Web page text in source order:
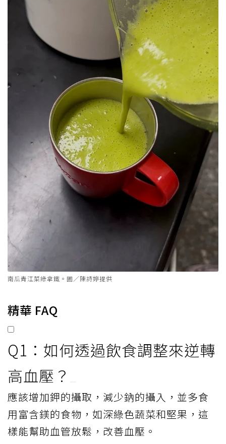
南瓜青江菜綠拿鐵。圖／陳詩婷提供
精華 FAQ
Q1：如何透過飲食調整來逆轉
高血壓？
應該增加鉀的攝取，減少鈉的攝入，並多食
用富含鎂的食物，如深綠色蔬菜和堅果，這
樣能幫助血管放鬆，改善血壓。